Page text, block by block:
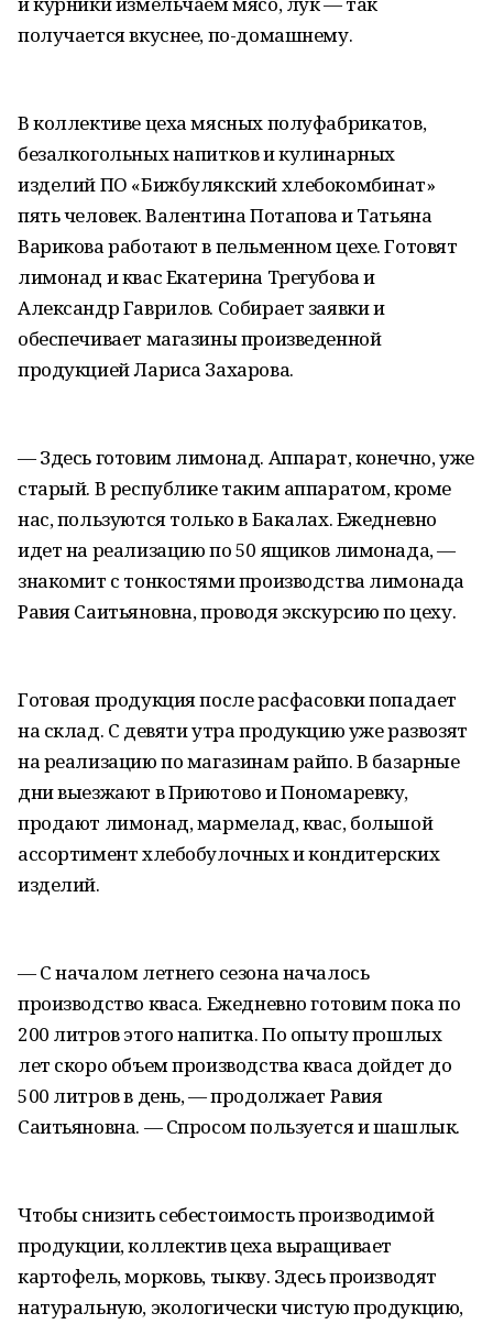
получается вкуснее, по-домашнему.
В коллективе цеха мясных полуфабрикатов,
безалкогольных напитков и кулинарных
изделий ПО «Бижбулякский хлебокомбинат»
пять человек. Валентина Потапова и Татьяна
Варикова работают в пельменном цехе. Готовят
лимонад и квас Екатерина Трегубова и
Александр Гаврилов. Собирает заявки и
обеспечивает магазины произведенной
продукцией Лариса Захарова.
— Здесь готовим лимонад. Аппарат, конечно, уже
старый. В республике таким аппаратом, кроме
нас, пользуются только в Бакалах. Ежедневно
идет на реализацию по 50 ящиков лимонада, —
знакомит с тонкостями производства лимонада
Равия Саитьяновна, проводя экскурсию по цеху.
Готовая продукция после расфасовки попадает
на склад. С девяти утра продукцию уже развозят
на реализацию по магазинам райпо. В базарные
дни выезжают в Приютово и Пономаревку,
продают лимонад, мармелад, квас, большой
ассортимент хлебобулочных и кондитерских
изделий.
— С началом летнего сезона началось
производство кваса. Ежедневно готовим пока по
200 литров этого напитка. По опыту прошлых
лет скоро объем производства кваса дойдет до
500 литров в день, — продолжает Равия
Саитьяновна. — Спросом пользуется и шашлык.
Чтобы снизить себестоимость производимой
продукции, коллектив цеха выращивает
картофель, морковь, тыкву. Здесь производят
натуральную, экологически чистую продукцию,